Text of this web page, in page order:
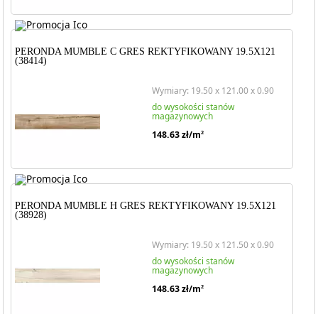
PERONDA MUMBLE C GRES REKTYFIKOWANY 19.5X121
(38414)
Wymiary: 19.50 x 121.00 x 0.90
do wysokości stanów
magazynowych
148.63zł/m2
PERONDA MUMBLE H GRES REKTYFIKOWANY 19.5X121
(38928)
Wymiary: 19.50 x 121.50 x 0.90
do wysokości stanów
magazynowych
148.63zł/m2